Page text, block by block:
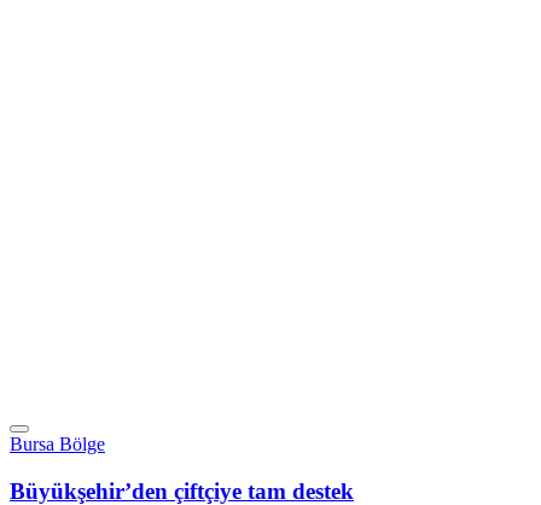
Bursa Bölge
Büyükşehir’den çiftçiye tam destek